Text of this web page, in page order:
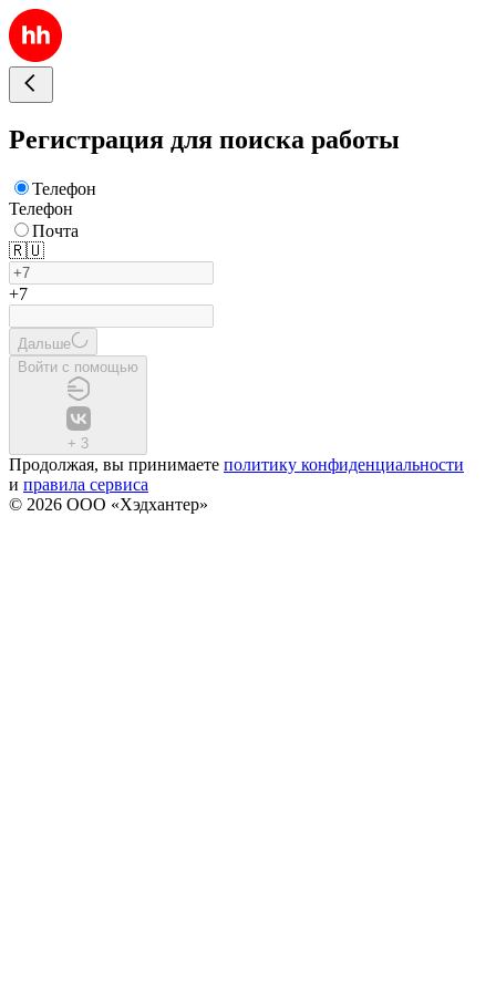
Регистрация для поиска работы
Телефон
Телефон
Почта
🇷🇺
+7
Дальше
Войти с помощью
+ 3
Продолжая, вы принимаете политику конфиденциальности
и правила сервиса
© 2026 ООО «Хэдхантер»